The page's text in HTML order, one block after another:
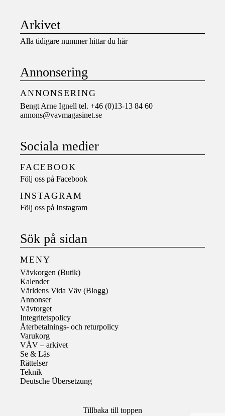
Arkivet
Alla tidigare nummer hittar du här
Annonsering
ANNONSERING
Bengt Arne Ignell tel. +46 (0)13-13 84 60
annons@vavmagasinet.se
Sociala medier
FACEBOOK
Följ oss på Facebook
INSTAGRAM
Följ oss på Instagram
Sök på sidan
MENY
Vävkorgen (Butik)
Kalender
Världens Vida Väv (Blogg)
Annonser
Vävtorget
Integritetspolicy
Återbetalnings- och returpolicy
Varukorg
VÄV – arkivet
Se & Läs
Rättelser
Teknik
Deutsche Übersetzung
Tillbaka till toppen